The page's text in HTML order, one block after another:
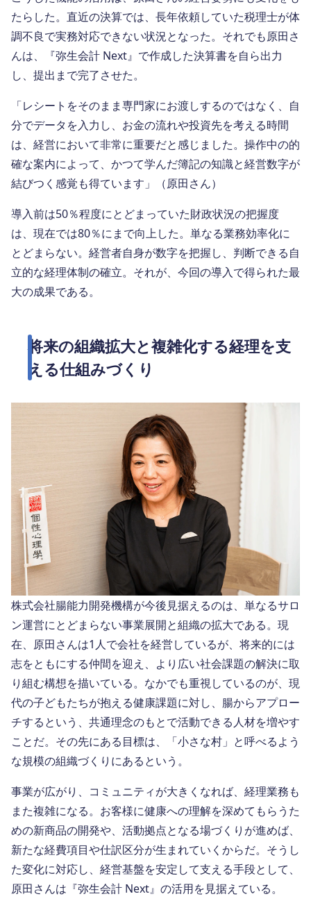
たらした。直近の決算では、長年依頼していた税理士が体
調不良で実務対応できない状況となった。それでも原田さ
んは、『弥生会計 Next』で作成した決算書を自ら出力
し、提出まで完了させた。
「レシートをそのまま専門家にお渡しするのではなく、自
分でデータを入力し、お金の流れや投資先を考える時間
は、経営において非常に重要だと感じました。操作中の的
確な案内によって、かつて学んだ簿記の知識と経営数字が
結びつく感覚も得ています」（原田さん）
導入前は50％程度にとどまっていた財政状況の把握度
は、現在では80％にまで向上した。単なる業務効率化に
とどまらない。経営者自身が数字を把握し、判断できる自
立的な経理体制の確立。それが、今回の導入で得られた最
大の成果である。
将来の組織拡大と複雑化する経理を支
える仕組みづくり
株式会社腸能力開発機構が今後見据えるのは、単なるサロ
ン運営にとどまらない事業展開と組織の拡大である。現
在、原田さんは1人で会社を経営しているが、将来的には
志をともにする仲間を迎え、より広い社会課題の解決に取
り組む構想を描いている。なかでも重視しているのが、現
代の子どもたちが抱える健康課題に対し、腸からアプロー
チするという、共通理念のもとで活動できる人材を増やす
ことだ。その先にある目標は、「小さな村」と呼べるよう
な規模の組織づくりにあるという。
事業が広がり、コミュニティが大きくなれば、経理業務も
また複雑になる。お客様に健康への理解を深めてもらうた
めの新商品の開発や、活動拠点となる場づくりが進めば、
新たな経費項目や仕訳区分が生まれていくからだ。そうし
た変化に対応し、経営基盤を安定して支える手段として、
原田さんは『弥生会計 Next』の活用を見据えている。